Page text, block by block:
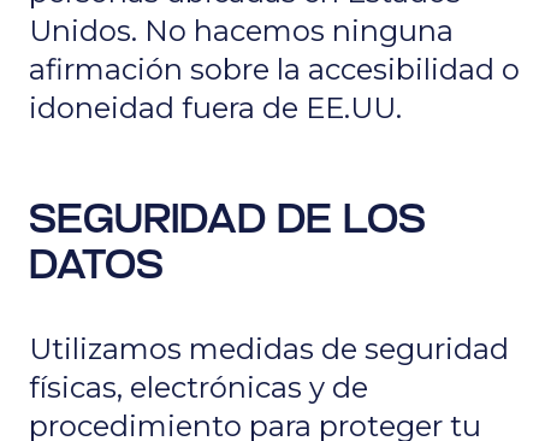
Unidos. No hacemos ninguna
afirmación sobre la accesibilidad o
idoneidad fuera de EE.UU.
SEGURIDAD DE LOS
DATOS
Utilizamos medidas de seguridad
físicas, electrónicas y de
procedimiento para proteger tu